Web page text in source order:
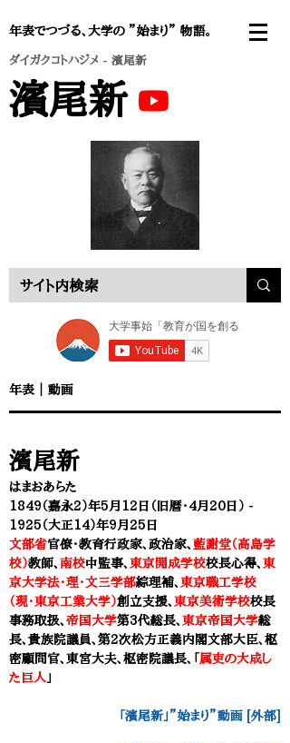
年表でつづる、大学の ”始まり” 物語。
ダイガクコトハジメ - 濱尾新
濱尾新
年表 ｜ 動画
濱尾新
はまおあらた
1849（嘉永2）年5月12日（旧暦・4月20日） -
1925（大正14）年9月25日
文部省官僚・教育行政家、政治家、 藍謝堂（高島学
校）教師、 南校中監事、 東京開成学校校長心得、 東
京大学法・理・文三学部綜理補、 東京職工学校
（現・東京工業大学）創立支援、 東京美術学校校長
事務取扱、 帝国大学第3代総長、 東京帝国大学総
長、貴族院議員、第2次松方正義内閣文部大臣、枢
密顧問官、東宮大夫、枢密院議長、 「 属吏の大成し
た巨人 」
「濱尾新」”始まり”動画 [外部]